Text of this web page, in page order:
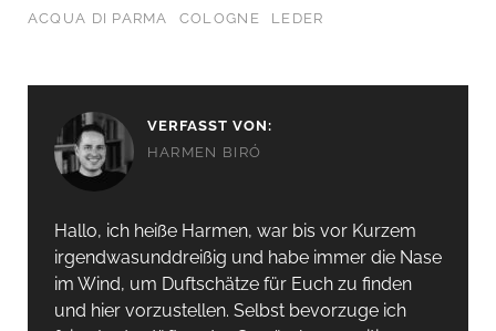
ACQUA DI PARMA
COLOGNE LEDER
VERFASST VON:
HARMEN BIRÓ
Hallo, ich heiße Harmen, war bis vor Kurzem
irgendwas­unddreißig und habe immer die Nase
im Wind, um Duftschätze für Euch zu finden
und hier vorzustellen. Selbst bevorzuge ich